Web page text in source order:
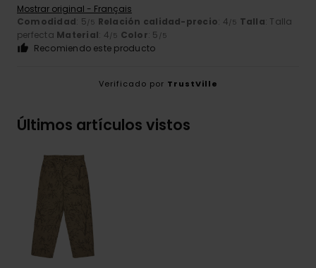
Mostrar original - Français
Comodidad: 5/5 Relación calidad-precio: 4/5 Talla: Talla
perfecta Material: 4/5 Color: 5 /5
Recomiendo este producto
Verificado por TrustVille
Últimos artículos vistos